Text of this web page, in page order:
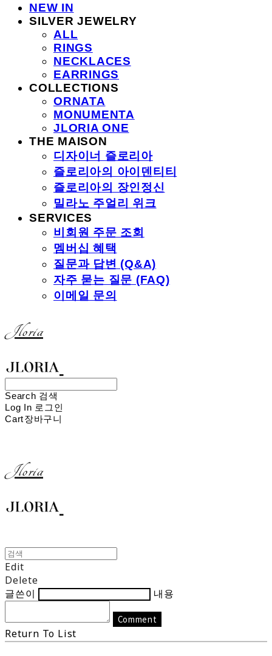
NEW IN
SILVER JEWELRY
ALL
RINGS
NECKLACES
EARRINGS
COLLECTIONS
ORNATA
MONUMENTA
JLORIA ONE
THE MAISON
디자이너 즐로리아
즐로리아의 아이덴티티
즐로리아의 장인정신
밀라노 주얼리 위크
SERVICES
비회원 주문 조회
멤버십 혜택
질문과 답변 (Q&A)
자주 묻는 질문 (FAQ)
이메일 문의
Jloria
Search 검색
Log In 로그인
Cart장바구니
Jloria
Edit
Delete
글쓴이
내용
Comment
Return To List